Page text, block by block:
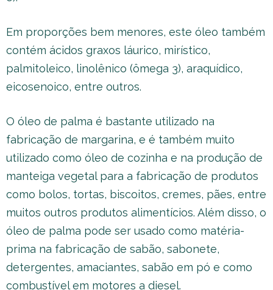
Em proporções bem menores, este óleo também
contém ácidos graxos láurico, mirístico,
palmitoleico, linolênico (ômega 3), araquídico,
eicosenoico, entre outros.
O óleo de palma é bastante utilizado na
fabricação de margarina, e é também muito
utilizado como óleo de cozinha e na produção de
manteiga vegetal para a fabricação de produtos
como bolos, tortas, biscoitos, cremes, pães, entre
muitos outros produtos alimentícios. Além disso, o
óleo de palma pode ser usado como matéria-
prima na fabricação de sabão, sabonete,
detergentes, amaciantes, sabão em pó e como
combustível em motores a diesel.